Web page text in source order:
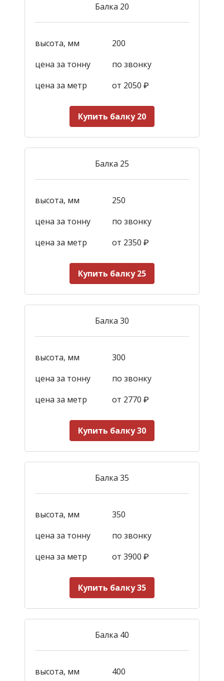
Балка 20
высота, мм
200
цена за тонну
по звонку
цена за метр
от 2050 ₽
Купить балку 20
Балка 25
высота, мм
250
цена за тонну
по звонку
цена за метр
от 2350 ₽
Купить балку 25
Балка 30
высота, мм
300
цена за тонну
по звонку
цена за метр
от 2770 ₽
Купить балку 30
Балка 35
высота, мм
350
цена за тонну
по звонку
цена за метр
от 3900 ₽
Купить балку 35
Балка 40
высота, мм 400